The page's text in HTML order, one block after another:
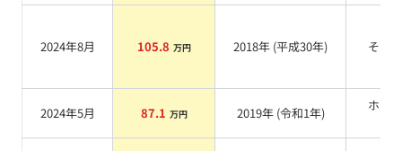
2024年8月 105.8 万円 2018年 (平成30年) その他
2024年5月 87.1 万円 2019年 (令和1年)
ホワ